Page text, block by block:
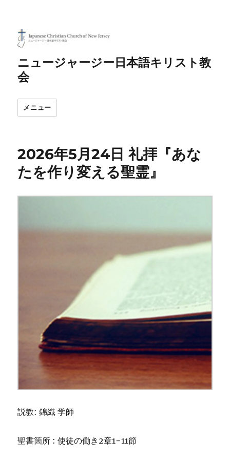
ニュージャージー日本語キリスト教
会
メニュー
2026年5月24日 礼拝『あな
たを作り変える聖霊』
説教: 錦織 学師
聖書箇所 : 使徒の働き2章1−11節